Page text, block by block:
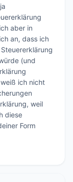
aber in
an, dass ich
(und
ich nicht
weil
diese
Form